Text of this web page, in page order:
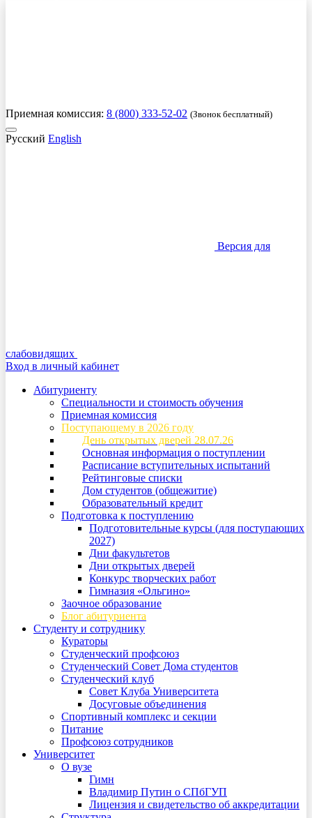
Приемная комиссия: 8 (800) 333-52-02 (Звонок бесплатный)
Русский English
Версия для
слабовидящих
Вход в личный кабинет
Абитуриенту
Специальности и стоимость обучения
Приемная комиссия
Поступающему в 2026 году
День открытых дверей 28.07.26
Основная информация о поступлении
Расписание вступительных испытаний
Рейтинговые списки
Дом студентов (общежитие)
Образовательный кредит
Подготовка к поступлению
Подготовительные курсы (для поступающих
2027)
Дни факультетов
Дни открытых дверей
Конкурс творческих работ
Гимназия «Ольгино»
Заочное образование
Блог абитуриента
Студенту и сотруднику
Кураторы
Студенческий профсоюз
Студенческий Совет Дома студентов
Студенческий клуб
Совет Клуба Университета
Досуговые объединения
Спортивный комплекс и секции
Питание
Профсоюз сотрудников
Университет
О вузе
Гимн
Владимир Путин о СПбГУП
Лицензия и свидетельство об аккредитации